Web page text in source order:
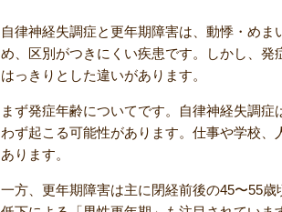
自律神経失調症と更年期障害は、動悸・め
め、区別がつきにくい疾患です。しかし、
はっきりとした違いがあります。
まず発症年齢についてです。自律神経失調
わず起こる可能性があります。仕事や学校
あります。
一方、更年期障害は主に閉経前後の45〜55